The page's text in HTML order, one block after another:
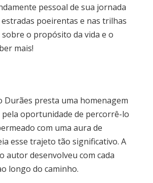
pessoal de sua jornada
poeirentas e nas trilhas
o propósito da vida e o
mais!
Durães presta uma homenagem
pela oportunidade de percorrê-lo
com uma aura de
esse trajeto tão significativo. A
autor desenvolveu com cada
longo do caminho.